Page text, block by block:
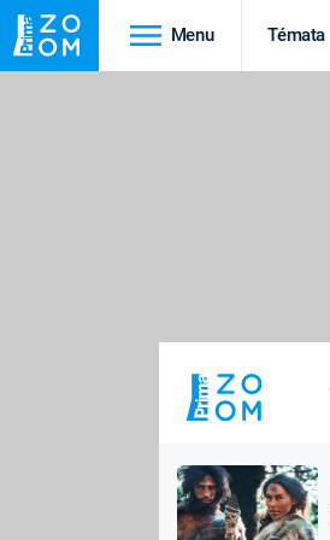
Menu Témata